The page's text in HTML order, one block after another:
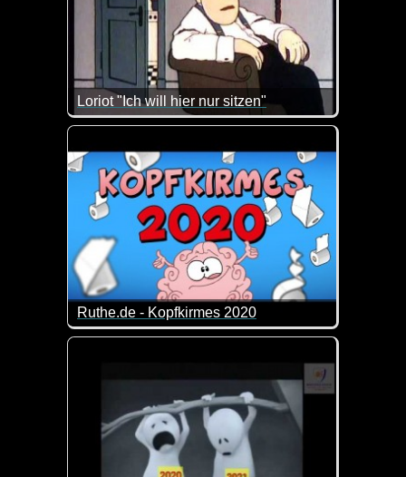
Loriot "Ich will hier nur sitzen"
Zum Ehegattentag passt dieses Video doch wie
Ruthe.de - Kopfkirmes 2020
Wenn das vergangene Jahr ein Lied wäre, dann